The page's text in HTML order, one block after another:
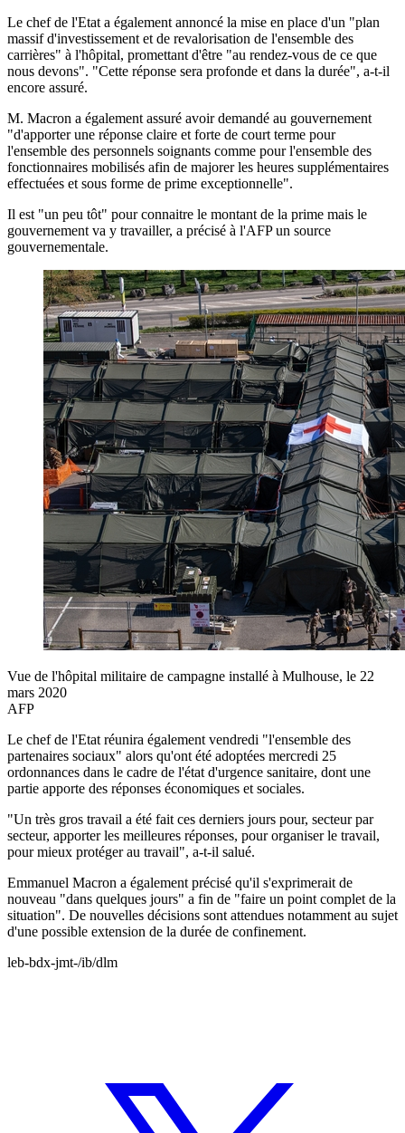
Le chef de l'Etat a également annoncé la mise en place d'un "plan
massif d'investissement et de revalorisation de l'ensemble des
carrières" à l'hôpital, promettant d'être "au rendez-vous de ce que
nous devons". "Cette réponse sera profonde et dans la durée", a-t-il
encore assuré.
M. Macron a également assuré avoir demandé au gouvernement
"d'apporter une réponse claire et forte de court terme pour
l'ensemble des personnels soignants comme pour l'ensemble des
fonctionnaires mobilisés afin de majorer les heures supplémentaires
effectuées et sous forme de prime exceptionnelle".
Il est "un peu tôt" pour connaitre le montant de la prime mais le
gouvernement va y travailler, a précisé à l'AFP un source
gouvernementale.
Vue de l'hôpital militaire de campagne installé à Mulhouse, le 22
mars 2020
AFP
Le chef de l'Etat réunira également vendredi "l'ensemble des
partenaires sociaux" alors qu'ont été adoptées mercredi 25
ordonnances dans le cadre de l'état d'urgence sanitaire, dont une
partie apporte des réponses économiques et sociales.
"Un très gros travail a été fait ces derniers jours pour, secteur par
secteur, apporter les meilleures réponses, pour organiser le travail,
pour mieux protéger au travail", a-t-il salué.
Emmanuel Macron a également précisé qu'il s'exprimerait de
nouveau "dans quelques jours" a fin de "faire un point complet de la
situation". De nouvelles décisions sont attendues notamment au sujet
d'une possible extension de la durée de confinement.
leb-bdx-jmt-/ib/dlm